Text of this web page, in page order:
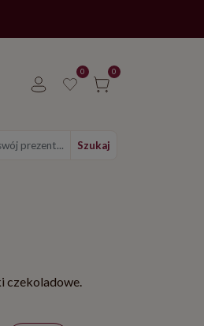
0 0
prezent... Szukaj
czekoladowe.